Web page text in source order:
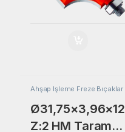
Ahşap İşleme Freze Bıçaklar
Ø31,75×3,96×12
Z:2 HM Tarama,